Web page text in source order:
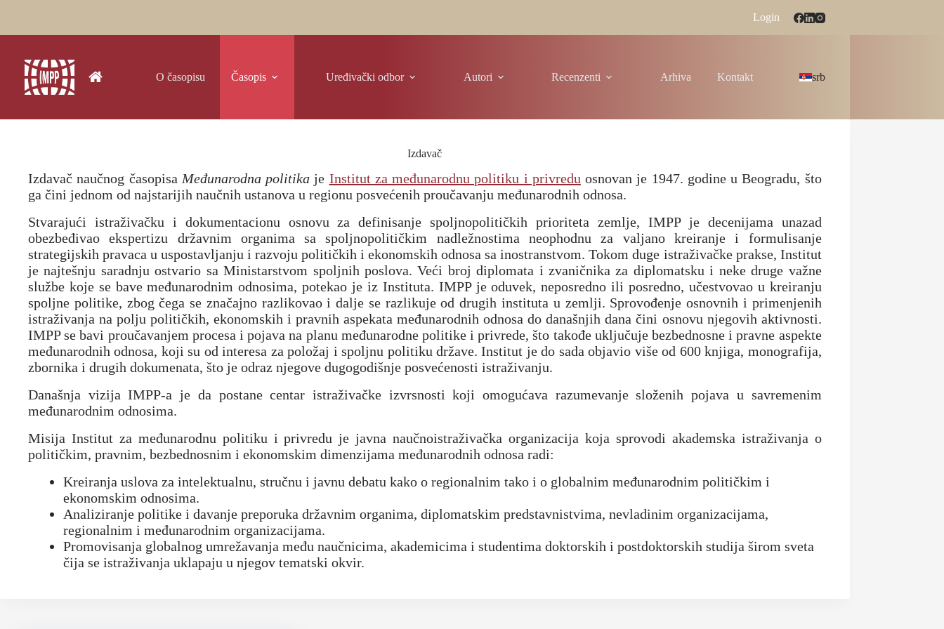
Login
O časopisu Časopis Uređivački odbor Autori Recenzenti Arhiva Kontakt srb
Izdavač
Izdavač naučnog časopisa Međunarodna politika je Institut za međunarodnu politiku i privredu osnovan je 1947. godine u Beogradu, što
ga čini jednom od najstarijih naučnih ustanova u regionu posvećenih proučavanju međunarodnih odnosa.
Stvarajući istraživačku i dokumentacionu osnovu za definisanje spoljnopolitičkih prioriteta zemlje, IMPP je decenijama unazad
obezbeđivao ekspertizu državnim organima sa spoljnopolitičkim nadležnostima neophodnu za valjano kreiranje i formulisanje
strategijskih pravaca u uspostavljanju i razvoju političkih i ekonomskih odnosa sa inostranstvom. Tokom duge istraživačke prakse, Institut
je najtešnju saradnju ostvario sa Ministarstvom spoljnih poslova. Veći broj diplomata i zvaničnika za diplomatsku i neke druge važne
službe koje se bave međunarodnim odnosima, potekao je iz Instituta. IMPP je oduvek, neposredno ili posredno, učestvovao u kreiranju
spoljne politike, zbog čega se značajno razlikovao i dalje se razlikuje od drugih instituta u zemlji. Sprovođenje osnovnih i primenjenih
istraživanja na polju političkih, ekonomskih i pravnih aspekata međunarodnih odnosa do današnjih dana čini osnovu njegovih aktivnosti.
IMPP se bavi proučavanjem procesa i pojava na planu međunarodne politike i privrede, što takođe uključuje bezbednosne i pravne aspekte
međunarodnih odnosa, koji su od interesa za položaj i spoljnu politiku države. Institut je do sada objavio više od 600 knjiga, monografija,
zbornika i drugih dokumenata, što je odraz njegove dugogodišnje posvećenosti istraživanju.
Današnja vizija IMPP-a je da postane centar istraživačke izvrsnosti koji omogućava razumevanje složenih pojava u savremenim
međunarodnim odnosima.
Misija Institut za međunarodnu politiku i privredu je javna naučnoistraživačka organizacija koja sprovodi akademska istraživanja o
političkim, pravnim, bezbednosnim i ekonomskim dimenzijama međunarodnih odnosa radi:
Kreiranja uslova za intelektualnu, stručnu i javnu debatu kako o regionalnim tako i o globalnim međunarodnim političkim i
ekonomskim odnosima.
Analiziranje politike i davanje preporuka državnim organima, diplomatskim predstavnistvima, nevladinim organizacijama,
regionalnim i međunarodnim organizacijama.
Promovisanja globalnog umrežavanja među naučnicima, akademicima i studentima doktorskih i postdoktorskih studija širom sveta
čija se istraživanja uklapaju u njegov tematski okvir.